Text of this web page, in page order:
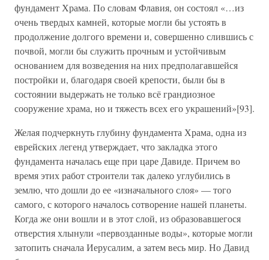
фундамент Храма. По словам Флавия, он состоял «…из
очень твердых камней, которые могли бы устоять в
продолжение долгого времени и, совершенно слившись с
почвой, могли бы служить прочным и устойчивым
основанием для возведения на них предполагавшейся
постройки и, благодаря своей крепости, были бы в
состоянии выдержать не только всё грандиозное
сооружение храма, но и тяжесть всех его украшений»[93].
Желая подчеркнуть глубину фундамента Храма, одна из
еврейских легенд утверждает, что закладка этого
фундамента началась еще при царе Давиде. Причем во
время этих работ строители так далеко углубились в
землю, что дошли до ее «изначального слоя» — того
самого, с которого началось сотворение нашей планеты.
Когда же они вошли и в этот слой, из образовавшегося
отверстия хлынули «первозданные воды», которые могли
затопить сначала Иерусалим, а затем весь мир. Но Давид